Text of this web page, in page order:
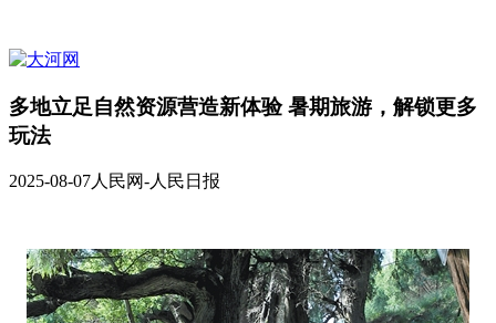
多地立足自然资源营造新体验 暑期旅游，解锁更多
玩法
2025-08-07人民网-人民日报